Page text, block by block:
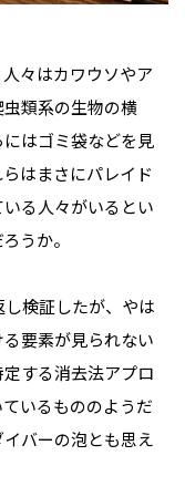
々はカワウソやア
類系の生物の横
はゴミ袋などを見
はまさにパレイド
る人々がいるとい
うか。
検証したが、やは
要素が見られない
する消去法アプロ
いるもののようだ
バーの泡とも思え